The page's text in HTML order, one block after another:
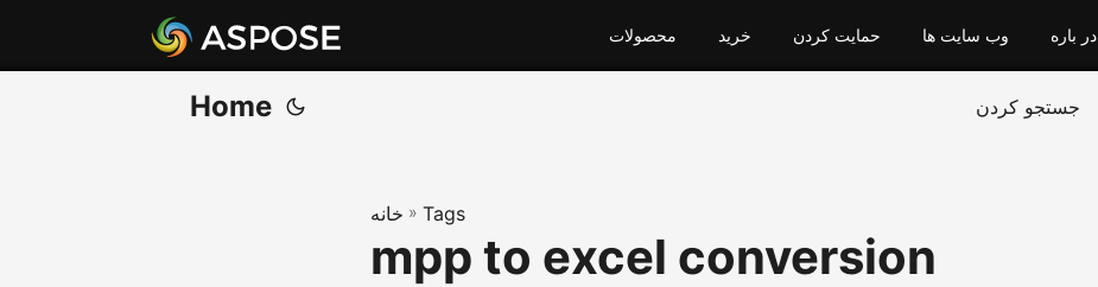
محصولات خرید حمایت کردن وب سایت ها در باره
Home جستجو کردن
خانه » Tags
mpp to excel conversion